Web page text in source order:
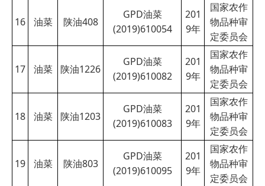
16 油菜 陕油408
GPD油菜
(2019)610054
201
9年
国家农作
物品种审
定委员会
17 油菜 陕油1226
GPD油菜
(2019)610082
201
9年
国家农作
物品种审
定委员会
18 油菜 陕油1203
GPD油菜
(2019)610083
201
9年
国家农作
物品种审
定委员会
19 油菜 陕油803
GPD油菜
(2019)610095
201
9年
国家农作
物品种审
定委员会